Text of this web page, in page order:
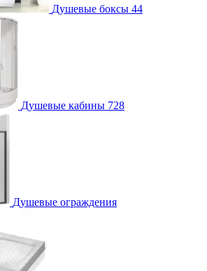
Душевые боксы 44
Душевые кабины 728
Душевые ограждения